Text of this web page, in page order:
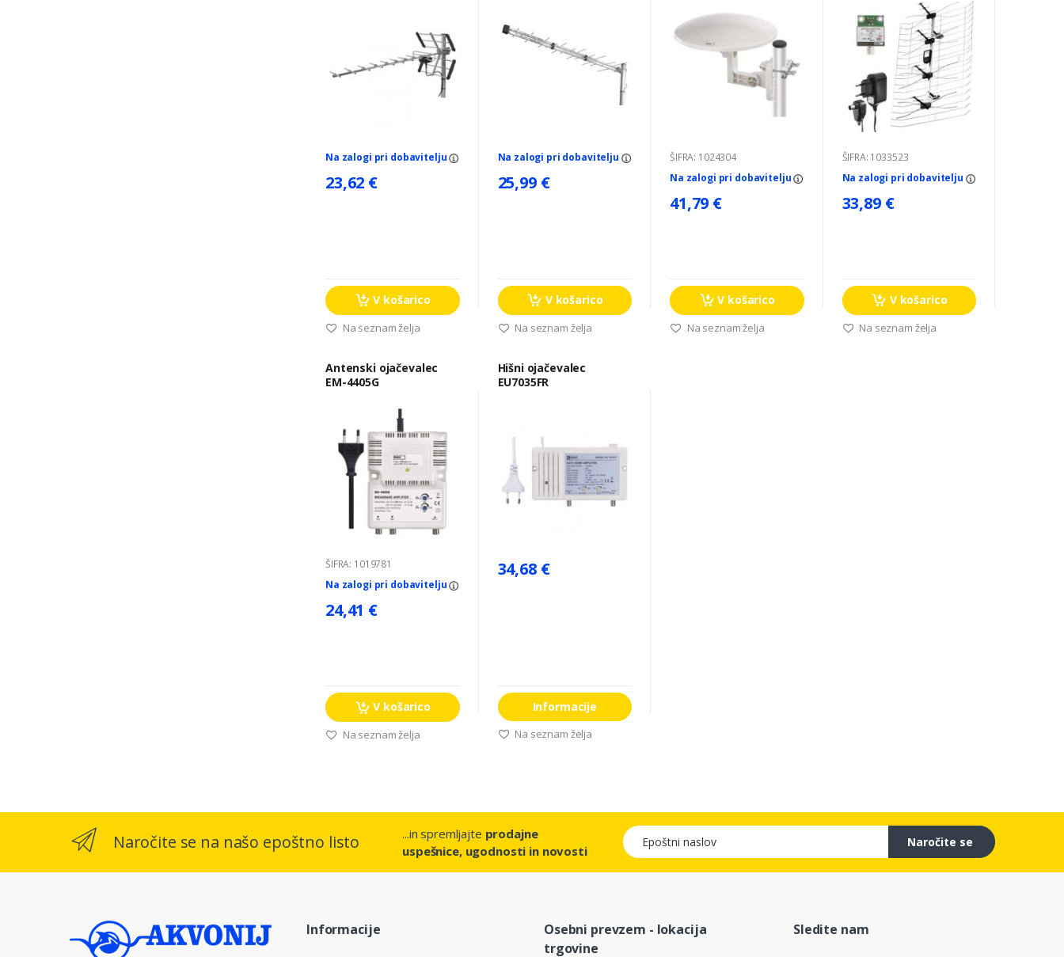
Na zalogi pri dobavitelju
23,62 €
V košarico
Na seznam želja
Na zalogi pri dobavitelju
25,99 €
V košarico
Na seznam želja
ŠIFRA: 1024304
Na zalogi pri dobavitelju
41,79 €
V košarico
Na seznam želja
ŠIFRA: 1033523
Na zalogi pri dobavitelju
33,89 €
V košarico
Na seznam želja
Antenski ojačevalec
EM-4405G
ŠIFRA: 1019781
Na zalogi pri dobavitelju
24,41 €
V košarico
Na seznam želja
Hišni ojačevalec
EU7035FR
34,68 €
Informacije
Na seznam želja
Naročite se na našo epoštno listo ...in spremljajte prodajne
uspešnice, ugodnosti in novosti
Epoštni naslov
Naročite se
Informacije
Osebni prevzem - lokacija
trgovine
Sledite nam